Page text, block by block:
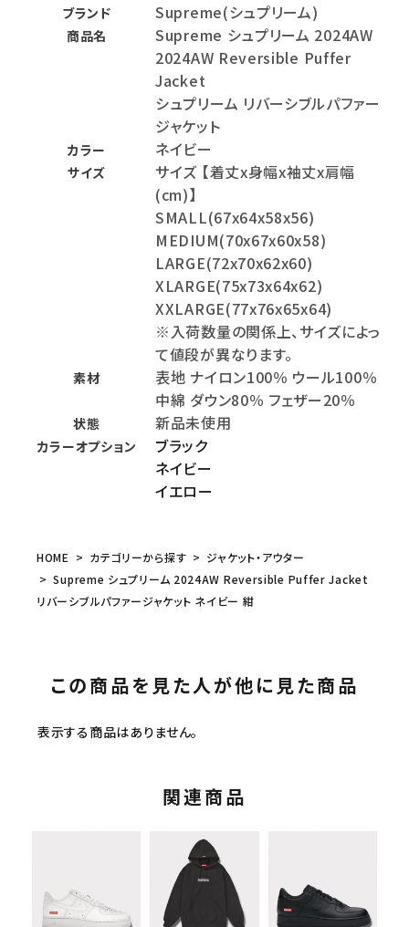
ブランド Supreme(シュプリーム)
商品名
Supreme シュプリーム 2024AW
2024AW Reversible Puffer
Jacket
シュプリーム リバーシブルパファー
ジャケット
カラー ネイビー
サイズ
サイズ 【着丈x身幅x袖丈x肩幅
(cm)】
SMALL(67x64x58x56)
MEDIUM(70x67x60x58)
LARGE(72x70x62x60)
XLARGE(75x73x64x62)
XXLARGE(77x76x65x64)
※入荷数量の関係上、サイズによっ
て値段が異なります。
素材
表地 ナイロン100％ ウール100％
中綿 ダウン80％ フェザー20％
状態 新品未使用
カラーオプション
ブラック
ネイビー
イエロー
HOME カテゴリーから探す
ジャケット・アウター
Supreme シュプリーム 2024AW Reversible Puffer Jacket
リバーシブルパファージャケット ネイビー 紺
この商品を見た人が他に見た商品
表示する商品はありません。
関連商品